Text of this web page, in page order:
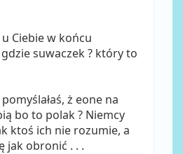
Ciebie w końcu
suwaczek ? który to
ż eone na
bo to polak ? Niemcy
ktoś ich nie rozumie, a
jak obronić . . .